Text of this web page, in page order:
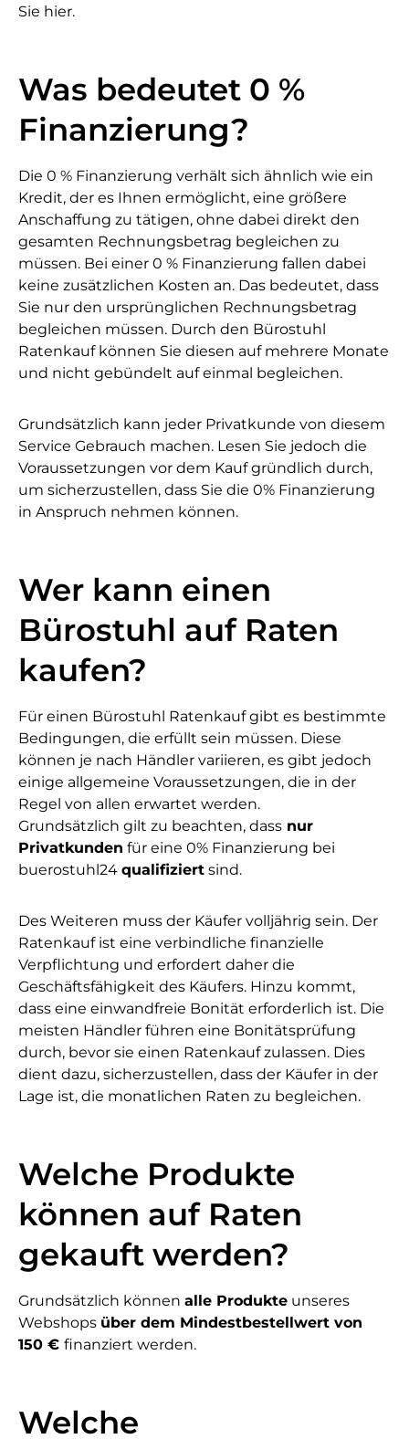
Sie hier.
Was bedeutet 0 %
Finanzierung?
Die 0 % Finanzierung verhält sich ähnlich wie ein
Kredit, der es Ihnen ermöglicht, eine größere
Anschaffung zu tätigen, ohne dabei direkt den
gesamten Rechnungsbetrag begleichen zu
müssen. Bei einer 0 % Finanzierung fallen dabei
keine zusätzlichen Kosten an. Das bedeutet, dass
Sie nur den ursprünglichen Rechnungsbetrag
begleichen müssen. Durch den Bürostuhl
Ratenkauf können Sie diesen auf mehrere Monate
und nicht gebündelt auf einmal begleichen.
Grundsätzlich kann jeder Privatkunde von diesem
Service Gebrauch machen. Lesen Sie jedoch die
Voraussetzungen vor dem Kauf gründlich durch,
um sicherzustellen, dass Sie die 0% Finanzierung
in Anspruch nehmen können.
Wer kann einen
Bürostuhl auf Raten
kaufen?
Für einen Bürostuhl Ratenkauf gibt es bestimmte
Bedingungen, die erfüllt sein müssen. Diese
können je nach Händler variieren, es gibt jedoch
einige allgemeine Voraussetzungen, die in der
Regel von allen erwartet werden.
Grundsätzlich gilt zu beachten, dass nur
Privatkunden für eine 0% Finanzierung bei
buerostuhl24 qualifiziert sind.
Des Weiteren muss der Käufer volljährig sein. Der
Ratenkauf ist eine verbindliche finanzielle
Verpflichtung und erfordert daher die
Geschäftsfähigkeit des Käufers. Hinzu kommt,
dass eine einwandfreie Bonität erforderlich ist. Die
meisten Händler führen eine Bonitätsprüfung
durch, bevor sie einen Ratenkauf zulassen. Dies
dient dazu, sicherzustellen, dass der Käufer in der
Lage ist, die monatlichen Raten zu begleichen.
Welche Produkte
können auf Raten
gekauft werden?
Grundsätzlich können alle Produkte unseres
Webshops über dem Mindestbestellwert von
150 € finanziert werden.
Welche